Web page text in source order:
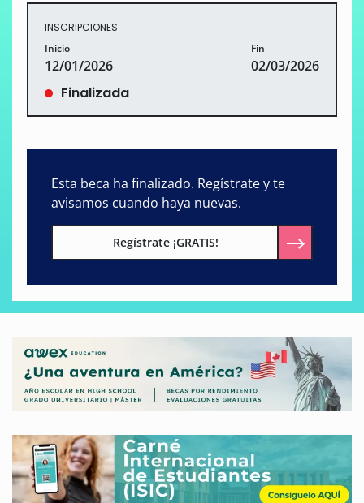
INSCRIPCIONES
Inicio
12/01/2026
Fin
02/03/2026
Finalizada
Esta beca ha finalizado. Regístrate y te
avisamos cuando haya nuevas.
Regístrate ¡GRATIS!